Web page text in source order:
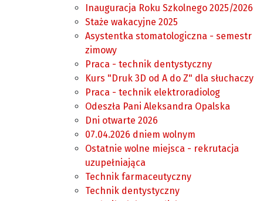
Inauguracja Roku Szkolnego 2025/2026
Staże wakacyjne 2025
Asystentka stomatologiczna - semestr
zimowy
Praca - technik dentystyczny
Kurs "Druk 3D od A do Z" dla słuchaczy
Praca - technik elektroradiolog
Odeszła Pani Aleksandra Opalska
Dni otwarte 2026
07.04.2026 dniem wolnym
Ostatnie wolne miejsca - rekrutacja
uzupełniająca
Technik farmaceutyczny
Technik dentystyczny